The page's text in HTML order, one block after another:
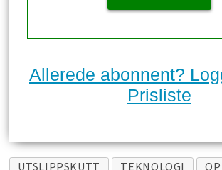
Allerede abonnent?
Prisliste